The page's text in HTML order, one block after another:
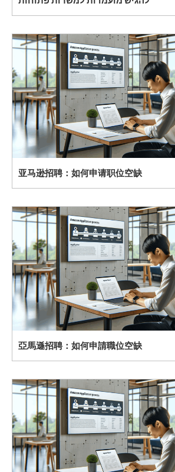
亚马逊招聘：如何申请职位空缺
亞馬遜招聘：如何申請職位空缺